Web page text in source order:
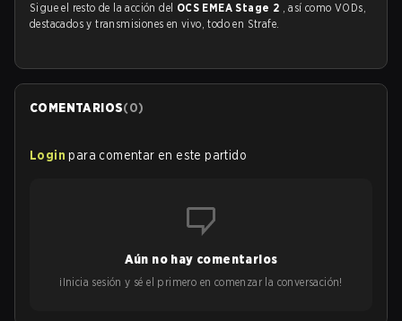
Sigue el resto de la acción del OCS EMEA Stage 2 , así como VODs,
destacados y transmisiones en vivo, todo en Strafe.
COMENTARIOS(0)
Login para comentar en este partido
Aún no hay comentarios
¡Inicia sesión y sé el primero en comenzar la conversación!